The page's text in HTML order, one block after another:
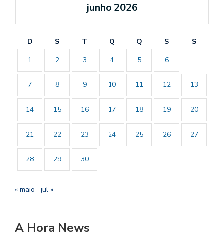
junho 2026
D S T Q Q S
S
1
2 3 4 5 6
7 8 9 10 11 12 13
14 15 16 17 18 19 20
21 22 23 24 25 26 27
28 29 30
« maio jul »
A Hora News